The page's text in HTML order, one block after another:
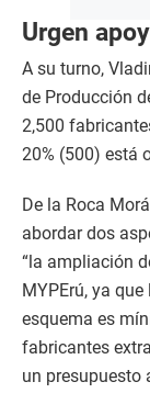
Urgen
A su turno,
de Producción
2,500
20% (500) está
De la Roca
abordar dos
“la ampliación
MYPErú, ya
esquema es
fabricantes
un presupuesto